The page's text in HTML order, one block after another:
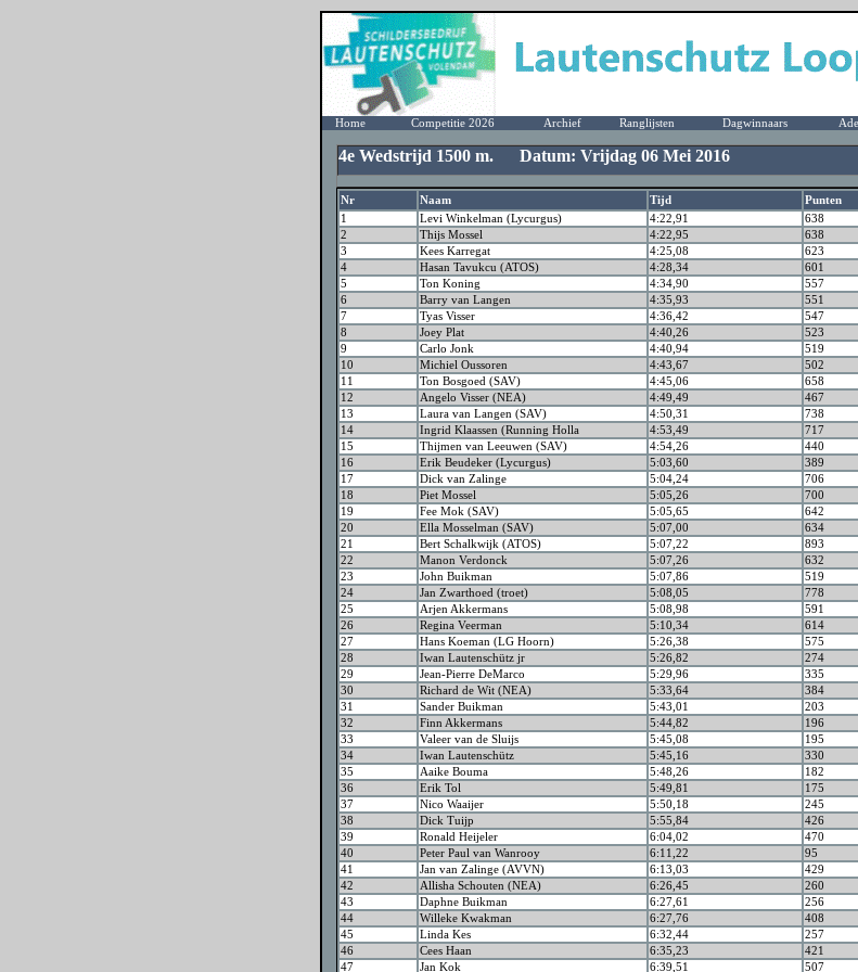
Home Competitie 2026 Archief Ranglijsten Dagwinnaars
4e Wedstrijd 1500 m. Datum: Vrijdag 06 Mei 2016
Nr Naam Tijd Punten
1
Levi Winkelman (Lycurgus) 4:22,91 638
2
Thijs Mossel 4:22,95 638
3
Kees Karregat 4:25,08 623
4
Hasan Tavukcu (ATOS) 4:28,34 601
5
Ton Koning 4:34,90 557
6
Barry van Langen 4:35,93 551
7
Tyas Visser 4:36,42 547
8
Joey Plat 4:40,26 523
9
Carlo Jonk 4:40,94 519
10
Michiel Oussoren 4:43,67 502
11
Ton Bosgoed (SAV) 4:45,06 658
12
Angelo Visser (NEA) 4:49,49 467
13
Laura van Langen (SAV) 4:50,31 738
14
Ingrid Klaassen (Running Holla 4:53,49 717
15
Thijmen van Leeuwen (SAV) 4:54,26 440
16
Erik Beudeker (Lycurgus) 5:03,60 389
17
Dick van Zalinge 5:04,24 706
18
Piet Mossel 5:05,26 700
19
Fee Mok (SAV) 5:05,65 642
20
Ella Mosselman (SAV) 5:07,00 634
21
Bert Schalkwijk (ATOS) 5:07,22 893
22
Manon Verdonck 5:07,26 632
23
John Buikman 5:07,86 519
24
Jan Zwarthoed (troet) 5:08,05 778
25
Arjen Akkermans 5:08,98 591
26
Regina Veerman 5:10,34 614
27
Hans Koeman (LG Hoorn) 5:26,38 575
28
Iwan Lautenschütz jr 5:26,82 274
29
Jean-Pierre DeMarco 5:29,96 335
30
Richard de Wit (NEA) 5:33,64 384
31
Sander Buikman 5:43,01 203
32
Finn Akkermans 5:44,82 196
33
Valeer van de Sluijs 5:45,08 195
34
Iwan Lautenschütz 5:45,16 330
35
Aaike Bouma 5:48,26 182
36
Erik Tol 5:49,81 175
37
Nico Waaijer 5:50,18 245
38
Dick Tuijp 5:55,84 426
39
Ronald Heijeler 6:04,02 470
40
Peter Paul van Wanrooy 6:11,22 95
41
Jan van Zalinge (AVVN) 6:13,03 429
42
Allisha Schouten (NEA) 6:26,45 260
43
Daphne Buikman 6:27,61 256
44
Willeke Kwakman 6:27,76 408
45
Linda Kes 6:32,44 257
46
Cees Haan 6:35,23 421
47
Jan Kok 6:39,51 507